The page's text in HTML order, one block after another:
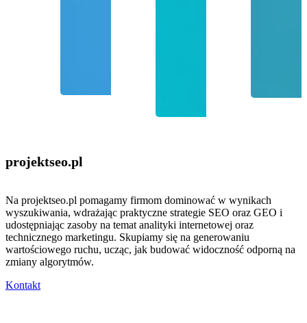
projektseo.pl
Na projektseo.pl pomagamy firmom dominować w wynikach
wyszukiwania, wdrażając praktyczne strategie SEO oraz GEO i
udostępniając zasoby na temat analityki internetowej oraz
technicznego marketingu. Skupiamy się na generowaniu
wartościowego ruchu, ucząc, jak budować widoczność odporną na
zmiany algorytmów.
Kontakt